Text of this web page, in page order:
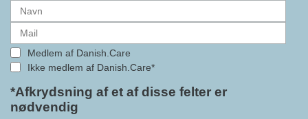
alle formaliteterne nu er på plads
i samarbejdet mellem
Danish.Care og DI glæder
bestyrelsesleder i Danish.Care,
Claus Ipsen. Han betragter
Medlem af Danish.Care
Ikke medlem af Danish.Care*
*Afkrydsning af et af disse felter er
nødvendig